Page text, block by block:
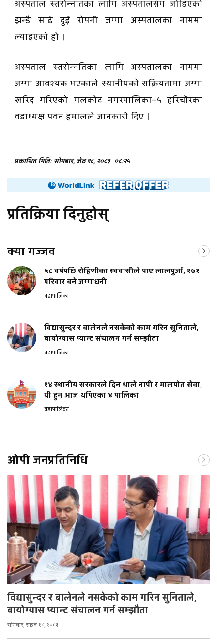
अस्पताल स्तरोन्नतिका लागि अस्पतालसँग जोडिएको
झन्डै साढे दुई रोपनी जग्गा अस्पतालका नाममा
ल्याइएको हो ।
अस्पताल स्तरोन्नतिका लागि अस्पतालका नाममा
जग्गा आवश्यक भएकाले स्थानीयको सक्रियतामा जग्गा
खरिद गरिएको गलकोट नगरपालिका–५ हरिचौरका
वडाध्यक्ष पवन हमालले जानकारी दिए ।
प्रकाशित मिति: सोमबार, जेठ १८, २०८३ ०८:२५
प्रतिक्रिया दिनुहोस्
क्या गज्जव
५८ वर्षपछि रोहिणीका स्ववासीले पाए लालपुर्जा, २७१
परिवार बने जग्गाधनी
वडापालिका
विद्यासुन्दर र बालेनले नसकेको काम गरिन सुनिताले,
बायोग्यास प्यान्ट संचालन गर्न सम्झौता
वडापालिका
१४ स्थानीय सरकारले दिन थाले नापी र मालपोत सेवा,
यी हुन आज थपिएका ४ पालिका
वडापालिका
ओपी जनप्रतिनिधि
विद्यासुन्दर र बालेनले नसकेको काम गरिन सुनिताले,
बायोग्यास प्यान्ट संचालन गर्न सम्झौता
सोमबार, साउन १८, २०८३